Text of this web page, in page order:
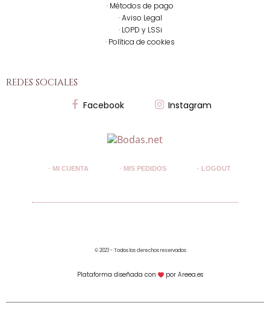
· Métodos de pago
· Aviso Legal
· LOPD y LSSi
· Política de cookies
redes sociales
Facebook Instagram
· MI CUENTA · MIS PEDIDOS · LOGOUT
© 2023 - Todos los derechos reservados
Plataforma diseñada con por Areea.es